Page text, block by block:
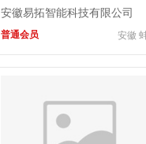
机 小型切割机
安徽易拓智能科技有限公司
安徽
普通会员